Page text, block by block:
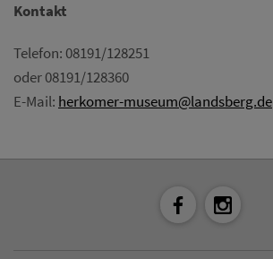
Kontakt
Telefon: 08191/128251
oder 08191/128360
E-Mail: herkomer-museum@landsberg.de